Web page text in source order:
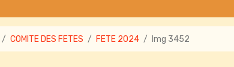
COMITE DES FETES FETE 2024 Img 3452